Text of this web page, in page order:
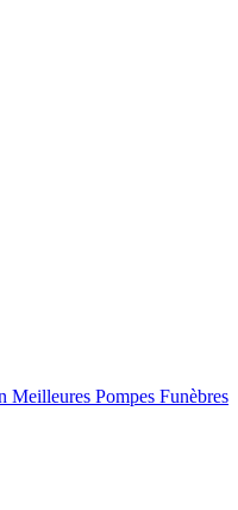
Meilleures Pompes Funèbres